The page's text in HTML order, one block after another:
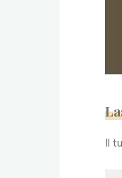
Il